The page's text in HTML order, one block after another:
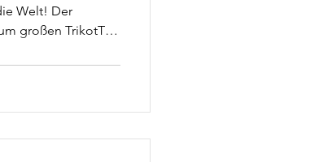
Welt! Der
„Wir sind viele!“
ihr
nur auf